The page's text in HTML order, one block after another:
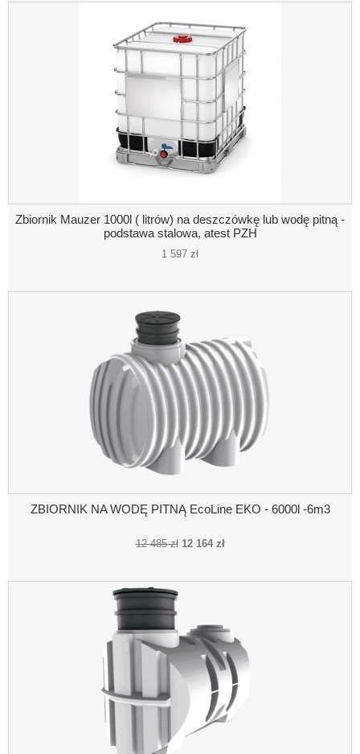
Zbiornik Mauzer 1000l ( litrów) na deszczówkę lub wodę pitną -
podstawa stalowa, atest PZH
1 597 zł
ZBIORNIK NA WODĘ PITNĄ EcoLine EKO - 6000l -6m3
12 485 zł 12 164 zł